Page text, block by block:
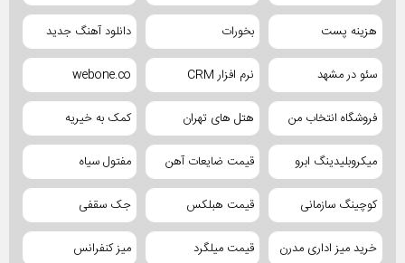
هزینه پست بخورات دانلود آهنگ جدید
سئو در مشهد نرم افزار CRM webone.co
فروشگاه انتخاب من هتل های تهران کمک به خیریه
میکروبلیدینگ ابرو قیمت ضایعات آهن مفتول سیاه
کوچینگ سازمانی قیمت هبلکس جک سقفی
خرید میز اداری مدرن قیمت میلگرد میز کنفرانس